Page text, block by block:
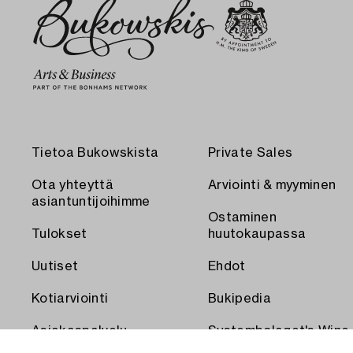
Tietoa Bukowskista
Ota yhteyttä
asiantuntijoihimme
Tulokset
Uutiset
Kotiarviointi
Asiakaspalvelu
Private Sales
Arviointi & myyminen
Ostaminen
huutokaupassa
Ehdot
Bukipedia
Systembolaget's Wine